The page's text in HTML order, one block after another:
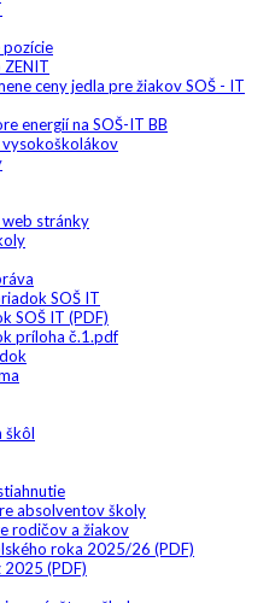
ceny jedla pre žiakov SOŠ - IT
energií na SOŠ-IT BB
stránky
SOŠ IT
SOŠ IT (PDF)
príloha č.1.pdf
škôl
absolventov školy
rodičov a žiakov
roka 2025/26 (PDF)
(PDF)